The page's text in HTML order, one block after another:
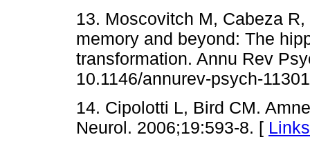
13. Moscovitch M, Cabeza
memory and beyond: The
transformation. Annu Rev
10.1146/annurev-psych-
14. Cipolotti L, Bird CM.
Neurol. 2006;19:593-8. [ Links